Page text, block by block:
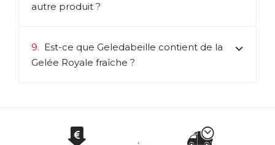
autre produit ?
9. Est-ce que Geledabeille contient de la
Gelée Royale fraîche ?